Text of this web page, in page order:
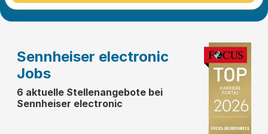
Sennheiser electronic
Jobs
6 aktuelle Stellenangebote bei
Sennheiser electronic